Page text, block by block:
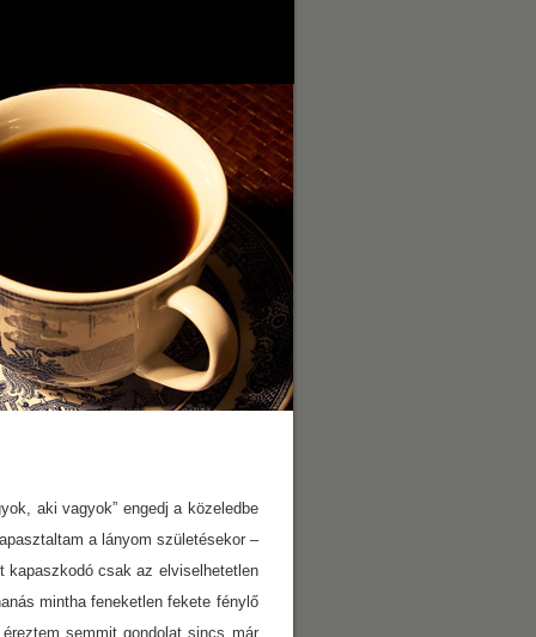
aki vagyok” engedj a közeledbe
a lányom születésekor –
kapaszkodó csak az elviselhetetlen
mintha feneketlen fekete fénylő
semmit gondolat sincs már